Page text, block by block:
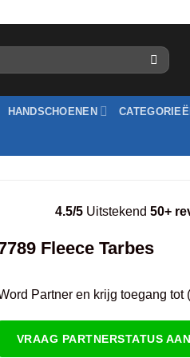
HANDSCHOENEN
4.5/5 Uitstekend 50+
Fleece Tarbes
Partner en krijg toegang tot
VRAAG PARTNERSTATUS AAN